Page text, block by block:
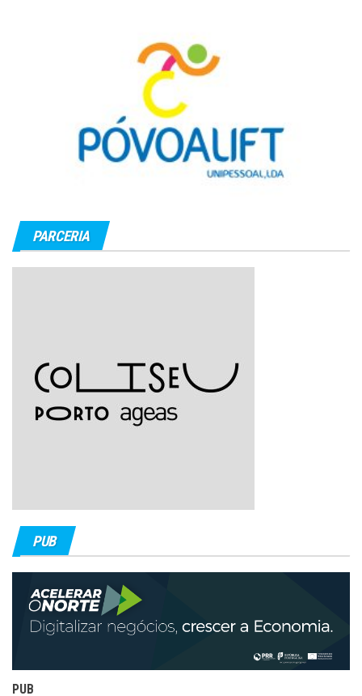
PARCERIA
PUB
PUB